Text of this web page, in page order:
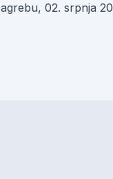
02. srpnja